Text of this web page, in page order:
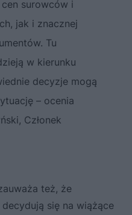
surowców i
jak i znacznej
Tu
w kierunku
decyzje mogą
– ocenia
Członek
też, że
się na wiążące